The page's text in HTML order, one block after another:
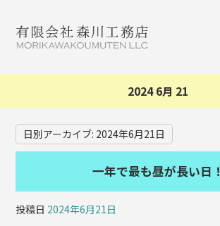
2024 6月 21
日別アーカイブ: 2024年6月21日
一年で最も昼が長い日！
投稿日 2024年6月21日